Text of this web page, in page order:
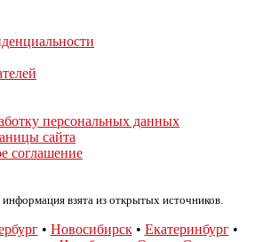
персональных данных
сайта
соглашение
взята из открытых источников.
• Новосибирск• Екатеринбург•